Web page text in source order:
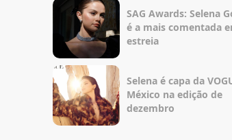
SAG Awards: Selena
é a mais comentada
estreia
Selena é capa da
México na edição de
dezembro